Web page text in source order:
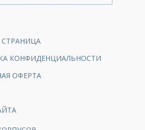
СТРАНИЦА
КОНФИДЕНЦИАЛЬНОСТИ
ОФЕРТА